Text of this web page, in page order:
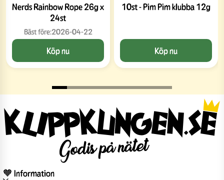
Nerds Rainbow Rope 26g x
24st
Bäst före:2026-04-22
Köp nu
10st - Pim Pim klubba 12g
Köp nu
🧡 Information